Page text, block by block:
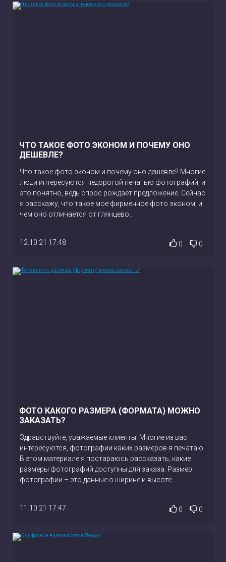
ЧТО ТАКОЕ ФОТО ЭКОНОМ И ПОЧЕМУ ОНО
ДЕШЕВЛЕ?
Что такое фото эконом и почему оно дешевле? Многие
люди интересуются недорогой печатью фотографий, и
это понятно, ведь спрос рождает предложение. Сейчас
я расскажу, что такое мое фирменное фото эконом, и
чем оно отличается от глянцево..
12.10.21 17:48 0 0
ФОТО КАКОГО РАЗМЕРА (ФОРМАТА) МОЖНО
ЗАКАЗАТЬ?
Здравствуйте, уважаемые клиенты! Многие из вас
интересуются, фотографии каких размеров я печатаю.
В этом материале я постараюсь рассказать, какие
размеры фотографий доступны для заказа. Размер
фотографии – это данные о ширине и высоте..
11.10.21 17:47 0 0